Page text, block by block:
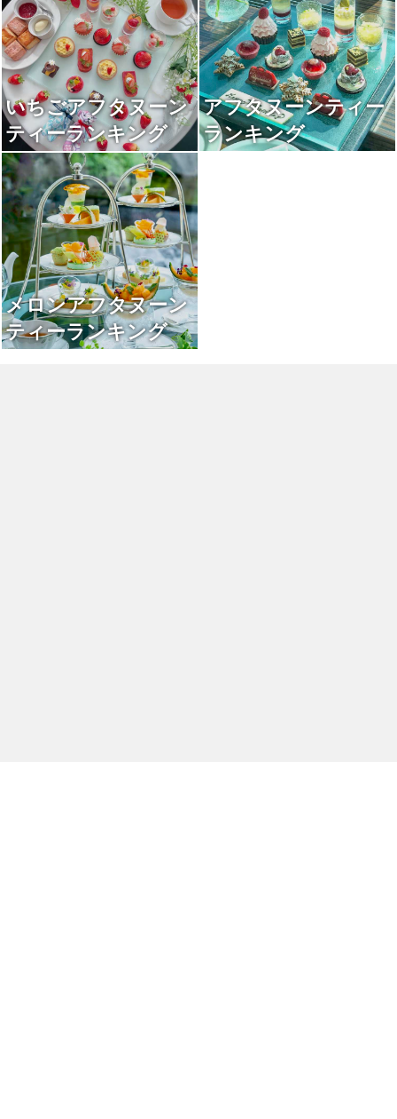
いちごアフタヌーン
ティーランキング
アフタヌーンティー
ランキング
メロンアフタヌーン
ティーランキング